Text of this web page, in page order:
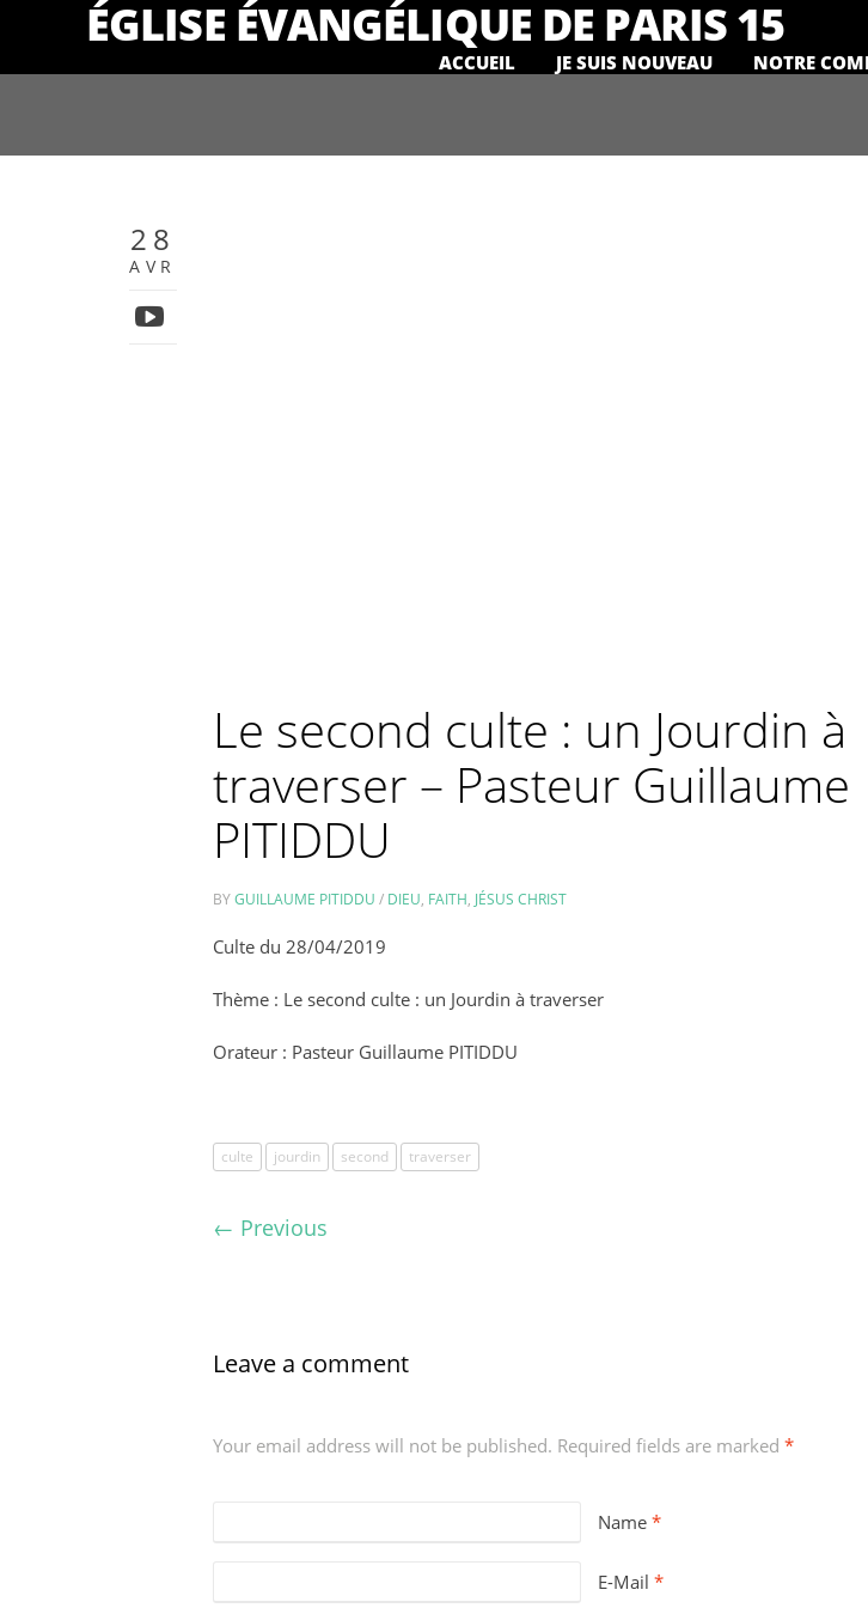
ÉGLISE ÉVANGÉLIQUE DE PARIS 15
ACCUEIL JE SUIS NOUVEAU NOTRE
28
AVR
Le second culte : un Jourdin à
traverser – Pasteur Guillaume
PITIDDU
BYGUILLAUME PITIDDU / DIEU, FAITH, JÉSUS CHRIST
Culte du 28/04/2019
Thème : Le second culte : un Jourdin à traverser
Orateur : Pasteur Guillaume PITIDDU
culte jourdin second traverser
← Previous
Leave a comment
Your email address will not be published. Required fields are marked *
Name *
E-Mail *